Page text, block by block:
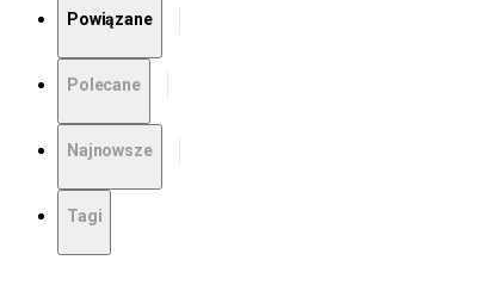
Powiązane
Polecane
Najnowsze
Tagi